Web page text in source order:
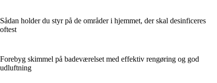
Sådan holder du styr på de områder i hjemmet, der skal desinficeres
oftest
Forebyg skimmel på badeværelset med effektiv rengøring og god
udluftning